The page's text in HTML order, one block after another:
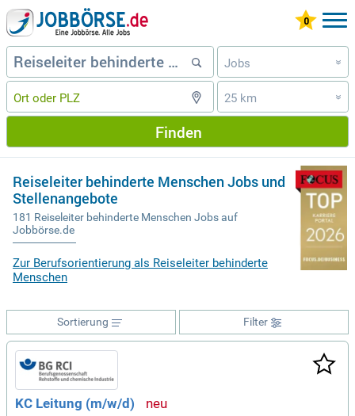
Jobs »
25 km »
Finden
Reiseleiter behinderte Menschen Jobs und
Stellenangebote
181 Reiseleiter behinderte Menschen Jobs auf
Jobbörse.de
Zur Berufsorientierung als Reiseleiter behinderte
Menschen
Filter
Sortierung
KC Leitung (m/w/d)